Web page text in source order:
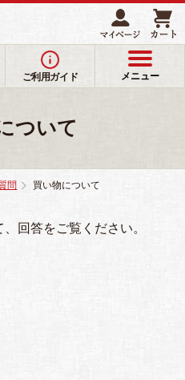
ご利用ガイド メニュー
ついて
問 買い物について
回答をご覧ください。